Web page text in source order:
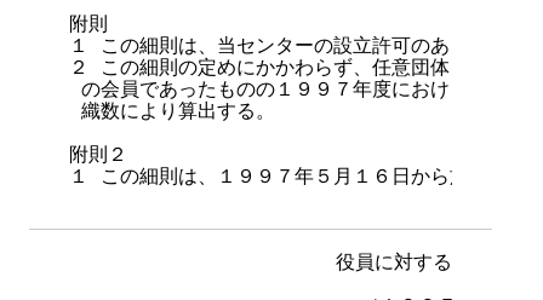
附則
１ この細則は、当センターの設立許可のあった日か
２ この細則の定めにかかわらず、任意団体日本ネッ
の会員であったものの１９９７年度における議決権
織数により算出する。
附則２
１ この細則は、１９９７年５月１６日から施行する
役員に対する費用弁償